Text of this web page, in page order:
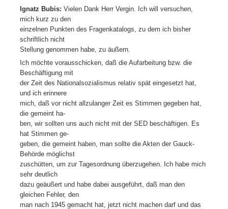
Ignatz Bubis: Vielen Dank Herr Vergin. Ich will versuchen,
mich kurz zu den
einzelnen Punkten des Fragenkatalogs, zu dem ich bisher
schriftlich nicht
Stellung genommen habe, zu äußern.
Ich möchte vorausschicken, daß die Aufarbeitung bzw. die
Beschäftigung mit
der Zeit des Nationalsozialismus relativ spät eingesetzt hat,
und ich erinnere
mich, daß vor nicht allzulanger Zeit es Stimmen gegeben hat,
die gemeint ha-
ben, wir sollten uns auch nicht mit der SED beschäftigen. Es
hat Stimmen ge-
geben, die gemeint haben, man sollte die Akten der Gauck-
Behörde möglichst
zuschütten, um zur Tagesordnung überzugehen. Ich habe mich
sehr deutlich
dazu geäußert und habe dabei ausgeführt, daß man den
gleichen Fehler, den
man nach 1945 gemacht hat, jetzt nicht machen darf und das